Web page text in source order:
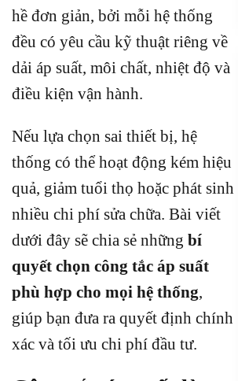
hề đơn giản, bởi mỗi hệ thống
đều có yêu cầu kỹ thuật riêng về
dải áp suất, môi chất, nhiệt độ và
điều kiện vận hành.
Nếu lựa chọn sai thiết bị, hệ
thống có thể hoạt động kém hiệu
quả, giảm tuổi thọ hoặc phát sinh
nhiều chi phí sửa chữa. Bài viết
dưới đây sẽ chia sẻ những bí
quyết chọn công tắc áp suất
phù hợp cho mọi hệ thống,
giúp bạn đưa ra quyết định chính
xác và tối ưu chi phí đầu tư.